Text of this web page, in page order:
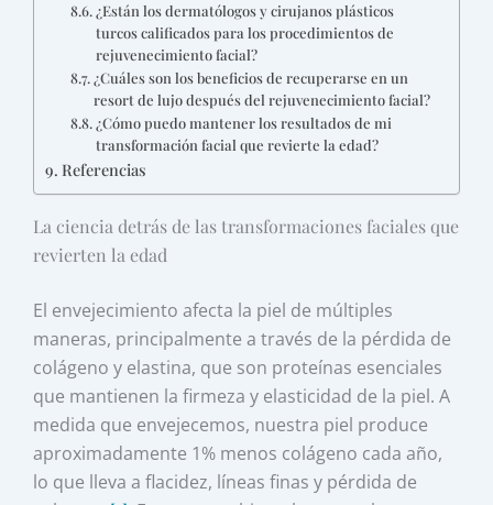
¿Están los dermatólogos y cirujanos plásticos
turcos calificados para los procedimientos de
rejuvenecimiento facial?
¿Cuáles son los beneficios de recuperarse en un
resort de lujo después del rejuvenecimiento facial?
¿Cómo puedo mantener los resultados de mi
transformación facial que revierte la edad?
Referencias
La ciencia detrás de las transformaciones faciales que
revierten la edad
El envejecimiento afecta la piel de múltiples
maneras, principalmente a través de la pérdida de
colágeno y elastina, que son proteínas esenciales
que mantienen la firmeza y elasticidad de la piel. A
medida que envejecemos, nuestra piel produce
aproximadamente 1% menos colágeno cada año,
lo que lleva a flacidez, líneas finas y pérdida de